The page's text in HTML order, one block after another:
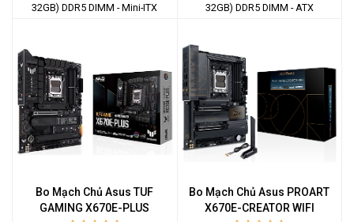
32GB) DDR5 DIMM - Mini-ITX
32GB) DDR5 DIMM - ATX
Bo Mạch Chủ Asus TUF
GAMING X670E-PLUS
Bo Mạch Chủ Asus PROART
X670E-CREATOR WIFI